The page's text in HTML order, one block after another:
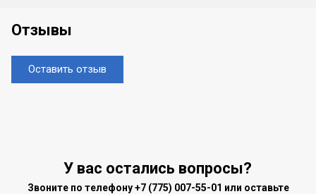
Отзывы
Оставить отзыв
У вас остались вопросы?
Звоните по телефону+7 (775) 007-55-01 или оставьте